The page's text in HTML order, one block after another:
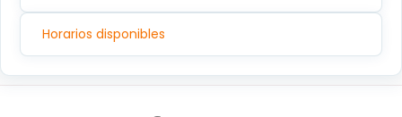
Horarios disponibles